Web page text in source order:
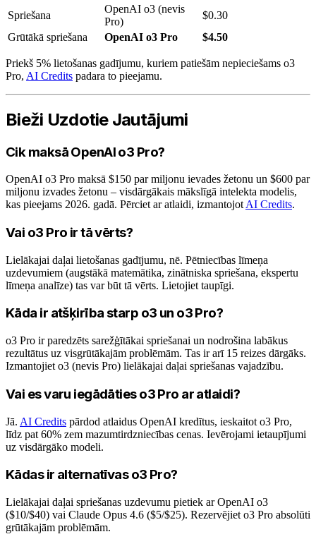
Spriešana
OpenAI o3 (nevis
Pro)
$0.30
Grūtākā spriešana
OpenAI o3 Pro $4.50
Priekš 5% lietošanas gadījumu, kuriem patiešām nepieciešams o3
Pro, AI Credits padara to pieejamu.
Bieži Uzdotie Jautājumi
Cik maksā OpenAI o3 Pro?
OpenAI o3 Pro maksā $150 par miljonu ievades žetonu un $600 par
miljonu izvades žetonu – visdārgākais mākslīgā intelekta modelis,
kas pieejams 2026. gadā. Pērciet ar atlaidi, izmantojot AI Credits.
Vai o3 Pro ir tā vērts?
Lielākajai daļai lietošanas gadījumu, nē. Pētniecības līmeņa
uzdevumiem (augstākā matemātika, zinātniska spriešana, ekspertu
līmeņa analīze) tas var būt tā vērts. Lietojiet taupīgi.
Kāda ir atšķirība starp o3 un o3 Pro?
o3 Pro ir paredzēts sarežģītākai spriešanai un nodrošina labākus
rezultātus uz visgrūtākajām problēmām. Tas ir arī 15 reizes dārgāks.
Izmantojiet o3 (nevis Pro) lielākajai daļai spriešanas vajadzību.
Vai es varu iegādāties o3 Pro ar atlaidi?
Jā. AI Credits pārdod atlaidus OpenAI kredītus, ieskaitot o3 Pro,
līdz pat 60% zem mazumtirdzniecības cenas. Ievērojami ietaupījumi
uz visdārgāko modeli.
Kādas ir alternatīvas o3 Pro?
Lielākajai daļai spriešanas uzdevumu pietiek ar OpenAI o3
($10/$40) vai Claude Opus 4.6 ($5/$25). Rezervējiet o3 Pro absolūti
grūtākajām problēmām.